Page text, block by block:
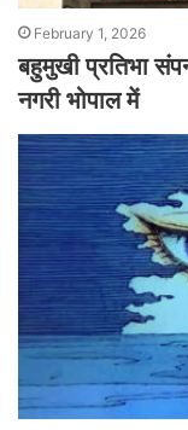
February 1, 2026
बहुमुखी प्रतिभा
नगरी भोपाल में